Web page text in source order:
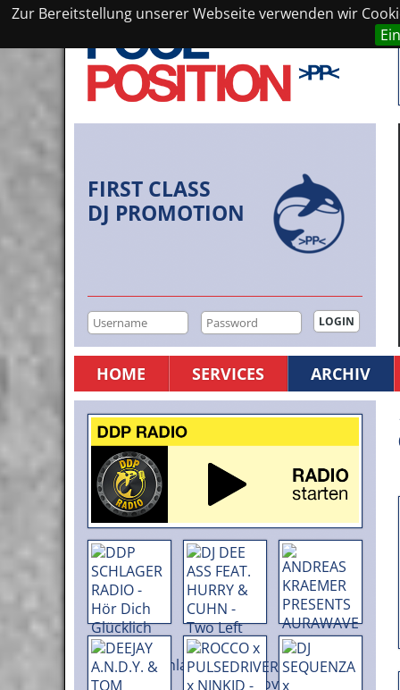
Zur Bereitstellung unserer Webseite verwenden wir
FIRST CLASS
DJ PROMOTION
HOME SERVICES ARCHIV